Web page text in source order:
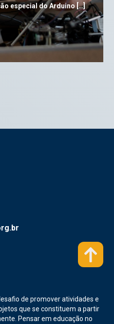
especial do Arduino […]
de promover atividades e
que se constituem a partir
Pensar em educação no